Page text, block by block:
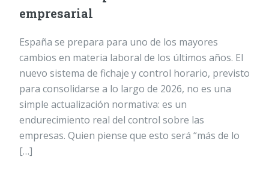
empresarial
España se prepara para uno de los mayores
cambios en materia laboral de los últimos años. El
nuevo sistema de fichaje y control horario, previsto
para consolidarse a lo largo de 2026, no es una
simple actualización normativa: es un
endurecimiento real del control sobre las
empresas. Quien piense que esto será “más de lo
[…]